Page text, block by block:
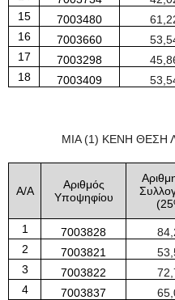
15
7003480 61
16
7003660 53
17
7003298 45,
18
7003409 53
ΜΙΑ (1) ΚΕΝΗ ΘΕΣΗ
Α/Α
Αριθμός
Υποψηφίου
(25
1
7003828 84
2
7003821 53
3
7003822 72
4
7003837 65